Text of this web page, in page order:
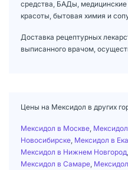
средства, БАДы,
красоты, бытовая химия и
Доставка рецептурных
выписанного врачом,
Цены на Мексидол в других
Мексидол в Москве
Новосибирске Мексидол в
Мексидол в Нижнем Новгород
Мексидол в Самаре